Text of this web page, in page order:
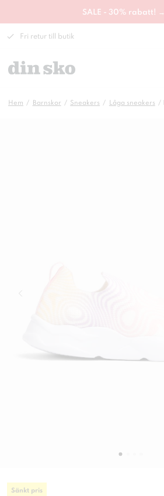
SALE - 30% rabatt! →
Fri retur till butik
Hem Barnskor Sneakers Låga sneakers
Sänkt pris